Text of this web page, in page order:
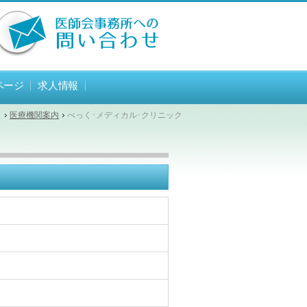
ージ 求人情報
医療機関案内 べっく･メディカル･クリニック